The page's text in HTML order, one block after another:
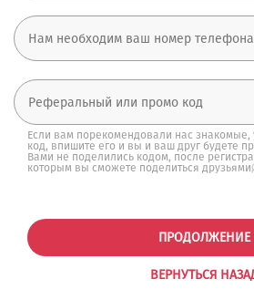
Если вам порекомендовали нас знакомые,
код, впишите его и вы и ваш друг будете
Вами не поделились кодом, после
которым вы сможете поделиться
ВЕРНУТЬСЯ
ПРОДОЛЖЕНИЕ